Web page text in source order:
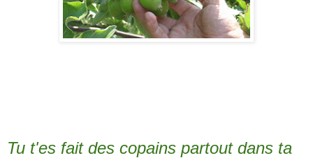
Tu t'es fait des copains partout dans ta